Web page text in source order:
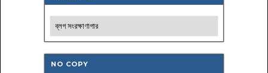
NO COPY